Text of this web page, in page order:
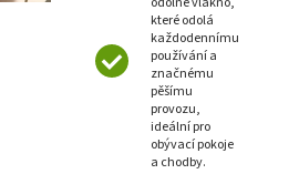
které odolá
každodennímu
používání a
značnému
pěšímu
provozu,
ideální pro
obývací pokoje
a chodby.